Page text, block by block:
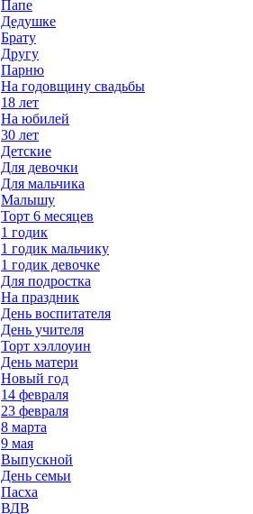
Папе
Дедушке
Брату
Другу
Парню
На годовщину свадьбы
18 лет
На юбилей
30 лет
Детские
Для девочки
Для мальчика
Малышу
Торт 6 месяцев
1 годик
1 годик мальчику
1 годик девочке
Для подростка
На праздник
День воспитателя
День учителя
Торт хэллоуин
День матери
Новый год
14 февраля
23 февраля
8 марта
9 мая
Выпускной
День семьи
Пасха
ВДВ